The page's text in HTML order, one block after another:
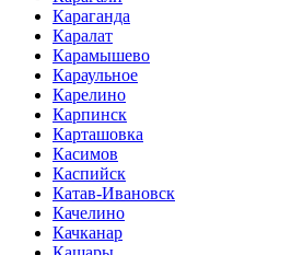
Караганда
Каралат
Карамышево
Караульное
Карелино
Карпинск
Карташовка
Касимов
Каспийск
Катав-Ивановск
Качелино
Качканар